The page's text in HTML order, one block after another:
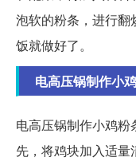
泡软的粉条，进行
饭就做好了。
电高压锅制作小
电高压锅制作小鸡
先，将鸡块加入适